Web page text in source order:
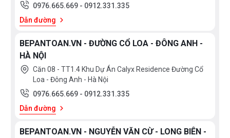
nhanh. Tất cả các thứ đó tạo nên quá trình tiêu thục
nước cực thấp
HOẠT ĐỘNG VÀ HIỆU NĂNG
Dosage Assistant: Cho kết quả rửa hiệu quả với
Hệ thống hỗ trợ phân phối viên rửa Dosage assistant
được sử dụng để tối đa hiệu quả rửa của máy khi sử
dụng chất tẩy rửa dạng viên. Trong quá trình rửa viên
0976.665.669 - 0912.331.335
Dẫn đường
BEPANTOAN.VN - ĐƯỜNG CỔ LOA - ĐÔNG ANH -
HÀ NỘI
Căn 08 - TT1.4 Khu Dự Án Calyx Residence Đường Cổ
Loa - Đông Anh - Hà Nội
0976.665.669 - 0912.331.335
Dẫn đường
BEPANTOAN.VN - NGUYỄN VĂN CỪ - LONG BIÊN -